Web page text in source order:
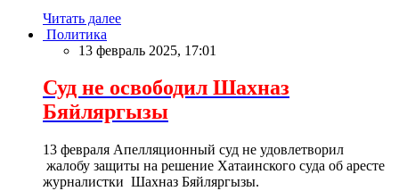
Читать далее
Политика
13 февраль 2025, 17:01
Суд не освободил Шахназ
Бяйляргызы
13 февраля Апелляционный суд не удовлетворил
жалобу защиты на решение Хатаинского суда об аресте
журналистки Шахназ Бяйляргызы.